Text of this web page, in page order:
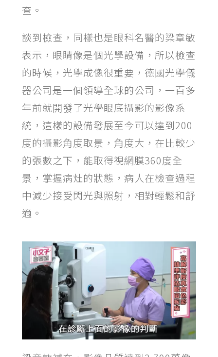
查。
談到檢查，同樣也是眼科名醫的梁章敏
表示，眼睛像是個光學設備，所以檢查
的時候，光學成像很重要，德國光學儀
器公司是一個領導全球的公司，一百多
年前就開發了光學眼底攝影的影像系
統，這樣的設備發展至今可以達到200
度的攝影角度取景，角度大，在比較少
的張數之下，能取得視網膜360度全
景，掌握病灶的狀態，病人在檢查過程
中減少接受閃光與照射，相對輕鬆和舒
適。